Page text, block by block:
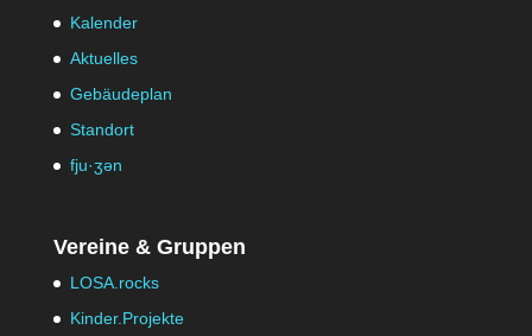
Kalender
Aktuelles
Gebäudeplan
Standort
fju·ʒən
Vereine & Gruppen
LOSA.rocks
Kinder.Projekte